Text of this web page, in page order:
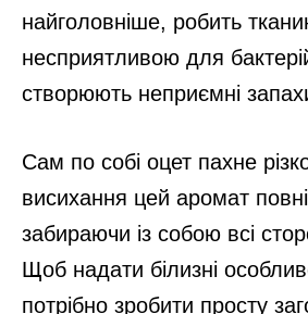
найголовніше, робить
несприятливою для
створюють неприємні
Сам по собі оцет пахне
висихання цей аромат
забираючи із собою всі
Щоб надати білизні
потрібно зробити просту